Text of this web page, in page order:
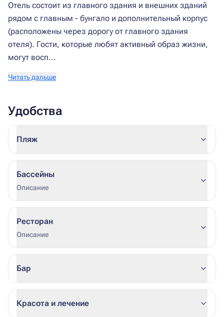
Отель состоит из главного здания и внешних зданий
рядом с главным - бунгало и дополнительный корпус
(расположены через дорогу от главного здания
отеля). Гости, которые любят активный образ жизни,
могут восп...
Читать дальше
Удобства
Пляж
Бассейны
Описание
Ресторан
Описание
Бар
Красота и лечение